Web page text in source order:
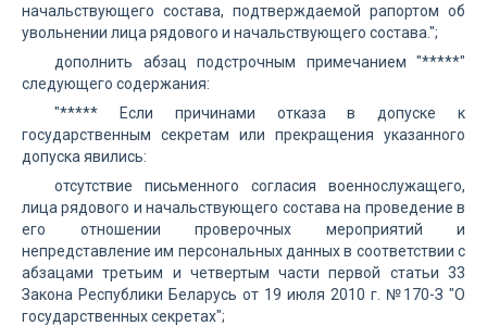
начальствующего состава, подтверждаемой рапортом об
увольнении лица рядового и начальствующего состава.";
дополнить абзац подстрочным примечанием "*****"
следующего содержания:
"***** Если причинами отказа в допуске к
государственным секретам или прекращения указанного
допуска явились:
отсутствие письменного согласия военнослужащего,
лица рядового и начальствующего состава на проведение в
его отношении проверочных мероприятий и
непредставление им персональных данных в соответствии с
абзацами третьим и четвертым части первой статьи 33
Закона Республики Беларусь от 19 июля 2010 г. №170-З "О
государственных секретах";